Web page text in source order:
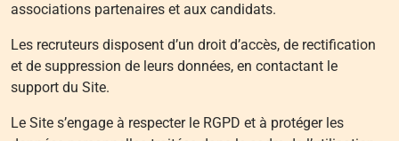
associations partenaires et aux candidats.
Les recruteurs disposent d’un droit d’accès, de rectification
et de suppression de leurs données, en contactant le
support du Site.
Le Site s’engage à respecter le RGPD et à protéger les